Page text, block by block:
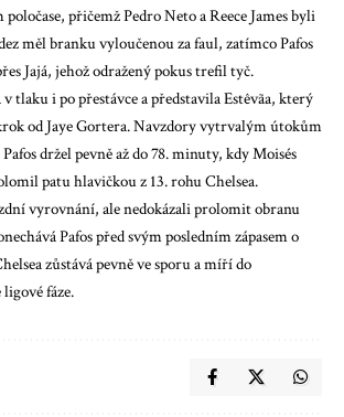
přičemž Pedro Neto a Reece James byli
měl branku vyloučenou za faul, zatímco Pafos
Jajá, jehož odražený pokus trefil tyč.
tlaku i po přestávce a představila Estêvãa, který
od Jaye Gortera. Navzdory vytrvalým útokům
držel pevně až do 78. minuty, kdy Moisés
patu hlavičkou z 13. rohu Chelsea.
vyrovnání, ale nedokázali prolomit obranu
Pafos před svým posledním zápasem o
zůstává pevně ve sporu a míří do
fáze.